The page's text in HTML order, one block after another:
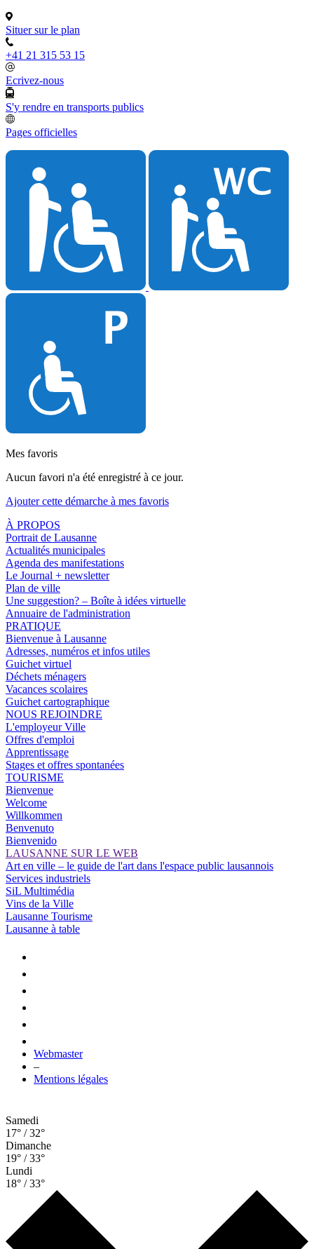
Situer sur le plan
+41 21 315 53 15
Ecrivez-nous
S'y rendre en transports publics
Pages officielles
Mes favoris
Aucun favori n'a été enregistré à ce jour.
Ajouter cette démarche à mes favoris
À PROPOS
Portrait de Lausanne
Actualités municipales
Agenda des manifestations
Le Journal + newsletter
Plan de ville
Une suggestion? – Boîte à idées virtuelle
Annuaire de l'administration
PRATIQUE
Bienvenue à Lausanne
Adresses, numéros et infos utiles
Guichet virtuel
Déchets ménagers
Vacances scolaires
Guichet cartographique
NOUS REJOINDRE
L'employeur Ville
Offres d'emploi
Apprentissage
Stages et offres spontanées
TOURISME
Bienvenue
Welcome
Willkommen
Benvenuto
Bienvenido
LAUSANNE SUR LE WEB
Art en ville – le guide de l'art dans l'espace public lausannois
Services industriels
SiL Multimédia
Vins de la Ville
Lausanne Tourisme
Lausanne à table
Webmaster
–
Mentions légales
Samedi
17° / 32°
Dimanche
19° / 33°
Lundi
18° / 33°